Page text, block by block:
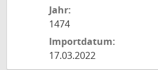
Jahr:
1474
Importdatum:
17.03.2022